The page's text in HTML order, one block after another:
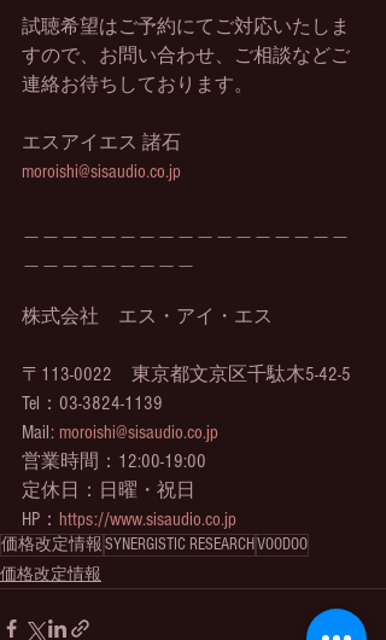
試聴希望はご予約にてご対応いたしま
すので、お問い合わせ、ご相談などご
連絡お待ちしております。
エスアイエス 諸石
moroishi@sisaudio.co.jp
株式会社　エス・アイ・エス
〒113-0022　東京都文京区千駄木5-42-5
Tel：03-3824-1139
Mail: moroishi@sisaudio.co.jp
営業時間：12:00-19:00
定休日：日曜・祝日
HP： https://www.sisaudio.co.jp
価格改定情報SYNERGISTIC RESEARCHVOODOO
価格改定情報